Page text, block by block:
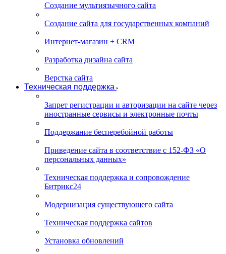
Создание мультиязычного сайта
Создание сайта для государственных компаний
Интернет-магазин + CRM
Разработка дизайна сайта
Верстка сайта
Техническая поддержка
Запрет регистрации и авторизации на сайте через
иностранные сервисы и электронные почты
Поддержание бесперебойной работы
Приведение сайта в соответствие с 152-ФЗ «О
персональных данных»
Техническая поддержка и сопровождение
Битрикс24
Модернизация существующего сайта
Техническая поддержка сайтов
Установка обновлений